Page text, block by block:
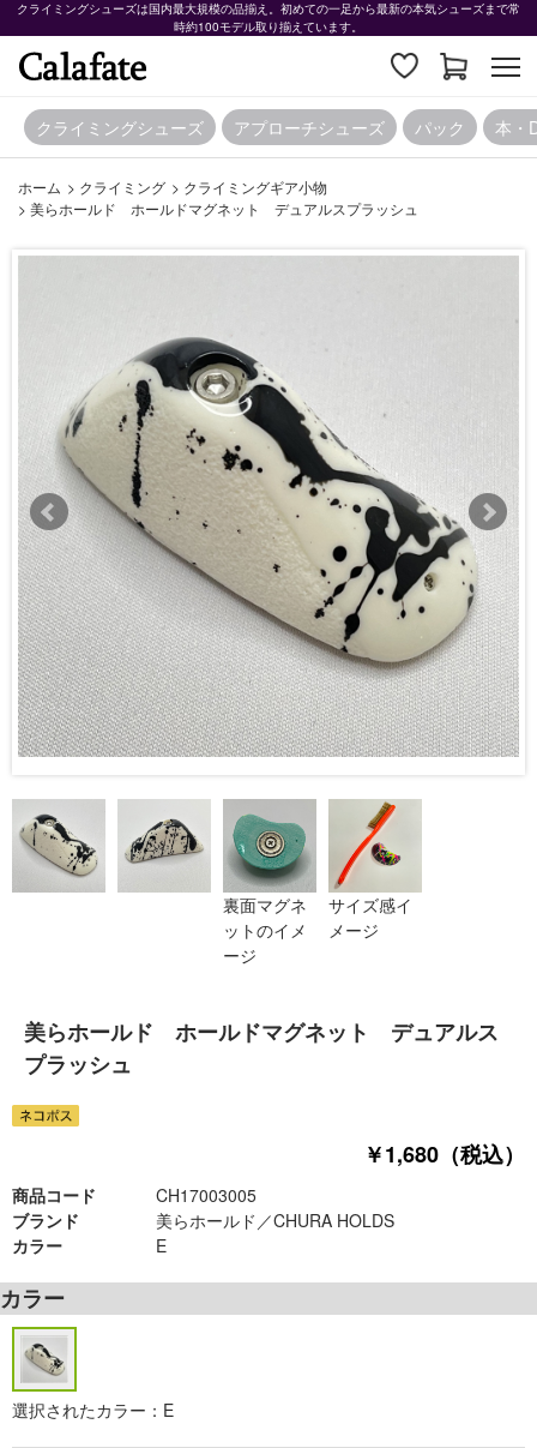
クライミングシューズは国内最大規模の品揃え。初めての一足から最新の本気シューズまで常
時約100モデル取り揃えています。
クライミングシューズ アプローチシューズ パック 本・
ホーム > クライミング > クライミングギア小物
> 美らホールド ホールドマグネット デュアルスプラッシュ
裏面マグネ
ットのイメ
ージ
サイズ感イ
メージ
美らホールド ホールドマグネット デュアルス
プラッシュ
￥1,680（税込）
商品コード
CH17003005
ブランド
美らホールド／CHURA HOLDS
カラー
E
カラー
選択されたカラー：E